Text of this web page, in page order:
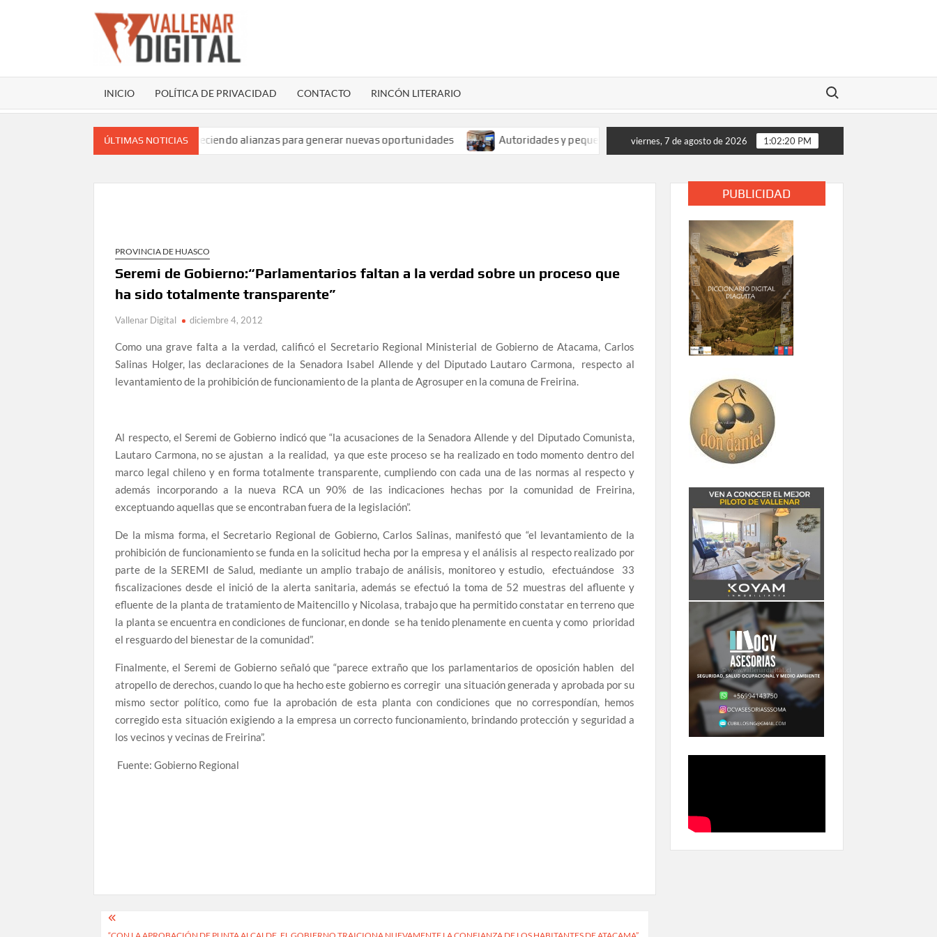
INICIO POLÍTICA DE PRIVACIDAD CONTACTO RINCÓN LITERARIO
Buscar:
ÚLTIMAS NOTICIAS
el Día de la Reinserción Social fortaleciendo alianzas para generar nuevas oportunidades Autoridades y pequeños mineros analizan medidas de apoyo tras daños provocados por el
viernes, 7 de agosto de 2026 1:02:21 PM
PROVINCIA DE HUASCO
Seremi de Gobierno:“Parlamentarios faltan a la verdad sobre un proceso que
ha sido totalmente transparente”
Vallenar Digital diciembre 4, 2012
Como una grave falta a la verdad, calificó el Secretario Regional Ministerial de Gobierno de Atacama, Carlos
Salinas Holger, las declaraciones de la Senadora Isabel Allende y del Diputado Lautaro Carmona, respecto al
levantamiento de la prohibición de funcionamiento de la planta de Agrosuper en la comuna de Freirina.
Al respecto, el Seremi de Gobierno indicó que “la acusaciones de la Senadora Allende y del Diputado Comunista,
Lautaro Carmona, no se ajustan a la realidad, ya que este proceso se ha realizado en todo momento dentro del
marco legal chileno y en forma totalmente transparente, cumpliendo con cada una de las normas al respecto y
además incorporando a la nueva RCA un 90% de las indicaciones hechas por la comunidad de Freirina,
exceptuando aquellas que se encontraban fuera de la legislación”.
De la misma forma, el Secretario Regional de Gobierno, Carlos Salinas, manifestó que “el levantamiento de la
prohibición de funcionamiento se funda en la solicitud hecha por la empresa y el análisis al respecto realizado por
parte de la SEREMI de Salud, mediante un amplio trabajo de análisis, monitoreo y estudio, efectuándose 33
fiscalizaciones desde el inició de la alerta sanitaria, además se efectuó la toma de 52 muestras del afluente y
efluente de la planta de tratamiento de Maitencillo y Nicolasa, trabajo que ha permitido constatar en terreno que
la planta se encuentra en condiciones de funcionar, en donde se ha tenido plenamente en cuenta y como prioridad
el resguardo del bienestar de la comunidad”.
Finalmente, el Seremi de Gobierno señaló que “parece extraño que los parlamentarios de oposición hablen del
atropello de derechos, cuando lo que ha hecho este gobierno es corregir una situación generada y aprobada por su
mismo sector político, como fue la aprobación de esta planta con condiciones que no correspondían, hemos
corregido esta situación exigiendo a la empresa un correcto funcionamiento, brindando protección y seguridad a
los vecinos y vecinas de Freirina”.
Fuente: Gobierno Regional
Navegación
PUBLICIDAD